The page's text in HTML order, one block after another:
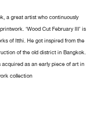
a great artist who continuously
‘Wood Cut February III’ is
of Itthi. He got inspired from the
of the old district in Bangkok.
as an early piece of art in
collection